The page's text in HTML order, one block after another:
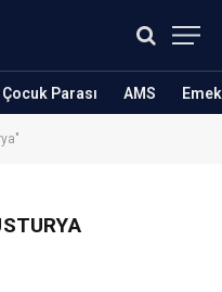
Çocuk Parası AMS